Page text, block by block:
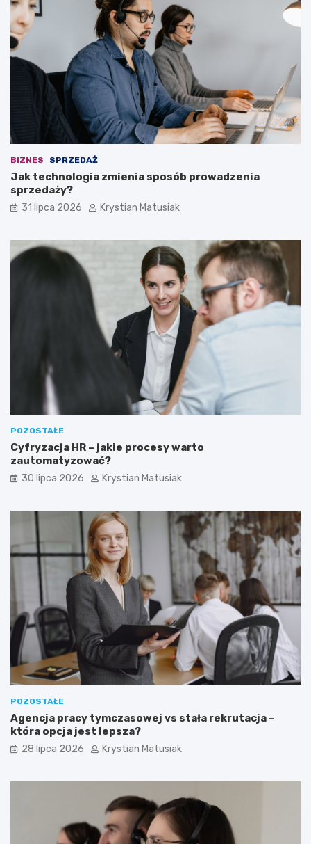
BIZNES SPRZEDAŻ
Jak technologia zmienia sposób prowadzenia
sprzedaży?
31 lipca 2026 Krystian Matusiak
POZOSTAŁE
Cyfryzacja HR – jakie procesy warto
zautomatyzować?
30 lipca 2026 Krystian Matusiak
POZOSTAŁE
Agencja pracy tymczasowej vs stała rekrutacja –
która opcja jest lepsza?
28 lipca 2026 Krystian Matusiak